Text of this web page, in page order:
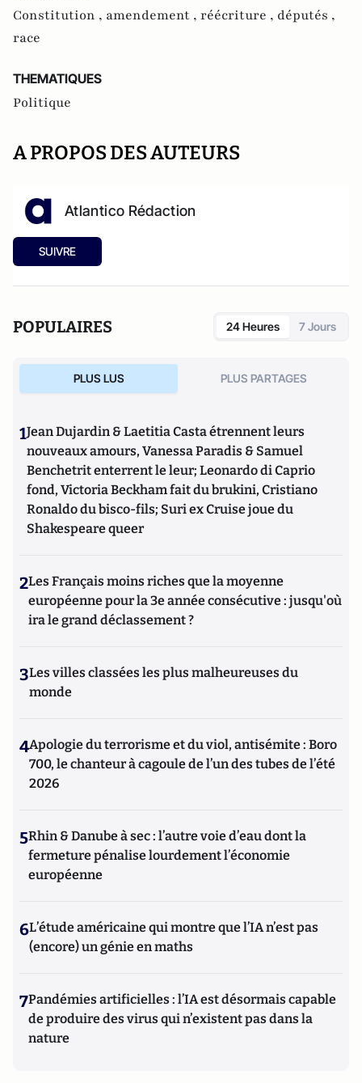
Constitution , amendement , réécriture , députés ,
race
THEMATIQUES
Politique
A PROPOS DES AUTEURS
Atlantico Rédaction
SUIVRE
POPULAIRES 24 Heures 7 Jours
PLUS LUS PLUS PARTAGES
1Jean Dujardin & Laetitia Casta étrennent leurs
nouveaux amours, Vanessa Paradis & Samuel
Benchetrit enterrent le leur; Leonardo di Caprio
fond, Victoria Beckham fait du brukini, Cristiano
Ronaldo du bisco-fils; Suri ex Cruise joue du
Shakespeare queer
2Les Français moins riches que la moyenne
européenne pour la 3e année consécutive : jusqu'où
ira le grand déclassement ?
3Les villes classées les plus malheureuses du
monde
4Apologie du terrorisme et du viol, antisémite : Boro
700, le chanteur à cagoule de l’un des tubes de l’été
2026
5Rhin & Danube à sec : l’autre voie d’eau dont la
fermeture pénalise lourdement l’économie
européenne
6L’étude américaine qui montre que l’IA n’est pas
(encore) un génie en maths
7Pandémies artificielles : l’IA est désormais capable
de produire des virus qui n’existent pas dans la
nature